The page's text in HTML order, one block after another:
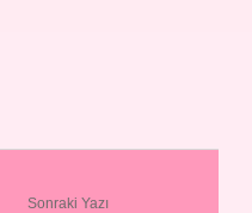
Sonraki Yazı